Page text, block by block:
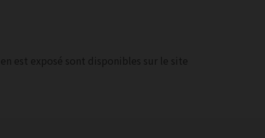
est exposé sont disponibles sur le site